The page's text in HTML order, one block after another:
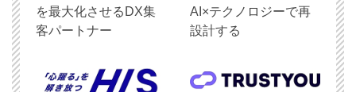
を最大化させるDX集
客パートナー
AI×テクノロジーで再
設計する